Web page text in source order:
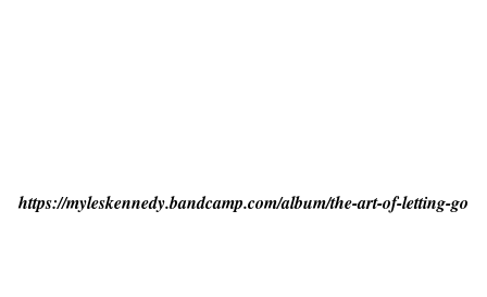
https://myleskennedy.bandcamp.com/album/the-art-of-letting-go